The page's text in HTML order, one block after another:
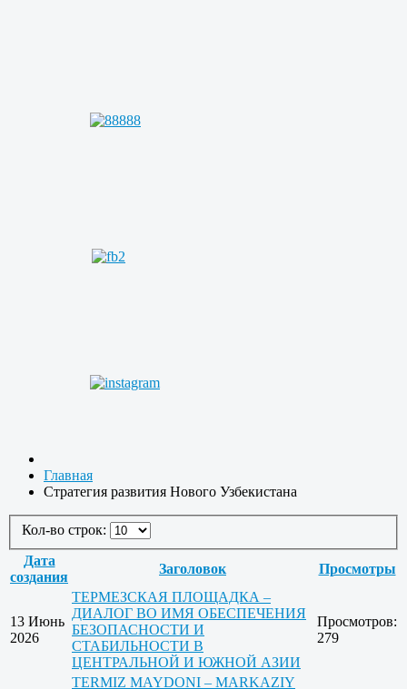
Главная
Стратегия развития Нового Узбекистана
Кол-во строк:
Дата
создания
Заголовок Просмотры
13 Июнь
2026
ТЕРМЕЗСКАЯ ПЛОЩАДКА –
ДИАЛОГ ВО ИМЯ ОБЕСПЕЧЕНИЯ
БЕЗОПАСНОСТИ И
СТАБИЛЬНОСТИ В
ЦЕНТРАЛЬНОЙ И ЮЖНОЙ АЗИИ
Просмотров:
279
TERMIZ MAYDONI – MARKAZIY